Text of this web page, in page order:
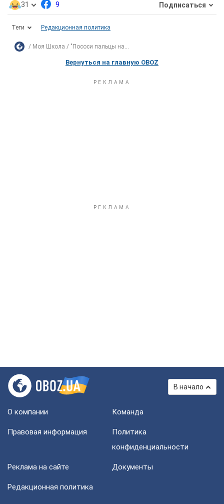
31 9 Подписаться
Теги Редакционная политика
Моя Школа "Пососи пальцы на...
Вернуться на главную OBOZ
В начало
О компании Команда
Правовая информация
Политика
конфиденциальности
Реклама на сайте Документы
Редакционная политика